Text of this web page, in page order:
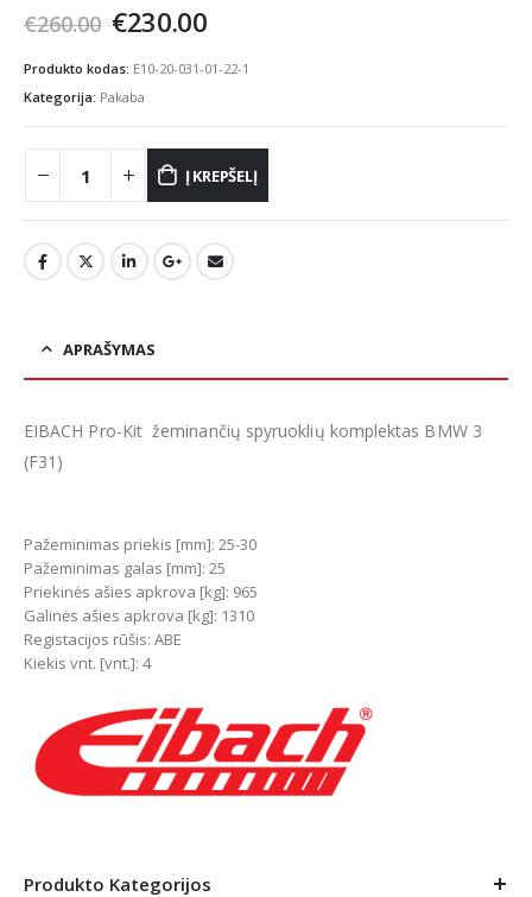
€260.00 Original
was:
€260.00.
€230.00Current
is:
Produkto kodas: E10-20-031-01-22-1
Kategorija: Pakaba
Į KREPŠELĮ
APRAŠYMAS
EIBACH Pro-Kit žeminančių spyruoklių komplektas BMW 3
(F31)
Pažeminimas priekis [mm]: 25-30
Pažeminimas galas [mm]: 25
Priekinės ašies apkrova [kg]: 965
Galinės ašies apkrova [kg]: 1310
Registacijos rūšis: ABE
Kiekis vnt. [vnt.]: 4
Produkto Kategorijos